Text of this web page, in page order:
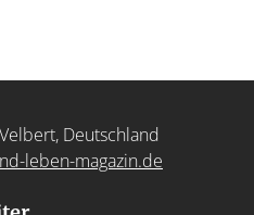
Deutschland
leben-magazin.de